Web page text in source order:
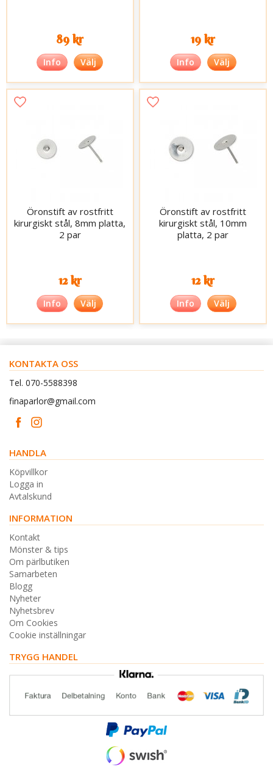
89 kr
Info Välj
19 kr
Info Välj
Öronstift av rostfritt
kirurgiskt stål, 8mm platta,
2 par
12 kr
Info Välj
Öronstift av rostfritt
kirurgiskt stål, 10mm
platta, 2 par
12 kr
Info Välj
KONTAKTA OSS
Tel. 070-5588398
finaparlor@gmail.com
HANDLA
Köpvillkor
Logga in
Avtalskund
INFORMATION
Kontakt
Mönster & tips
Om pärlbutiken
Samarbeten
Blogg
Nyheter
Nyhetsbrev
Om Cookies
Cookie inställningar
TRYGG HANDEL